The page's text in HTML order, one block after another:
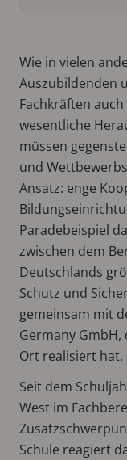
Wie in vielen
Auszubildenden
Fachkräften
wesentliche
müssen
und
Ansatz: enge
Paradebeispiel
zwischen dem
Deutschlands
Schutz und
gemeinsam mit
Germany
Ort realisiert hat.
Seit dem
West im
Schule reagiert